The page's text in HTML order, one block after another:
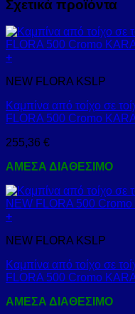
Σχετικά προϊόντα
+
NEW FLORA KSLP
Καμπίνα από τοίχο σε
FLORA 500 Cromo
255,36 €
ΑΜΕΣΑ ΔΙΑΘΕΣΙΜΟ
+
NEW FLORA KSLP
Καμπίνα από τοίχο σε
FLORA 500 Cromo
ΑΜΕΣΑ ΔΙΑΘΕΣΙΜΟ